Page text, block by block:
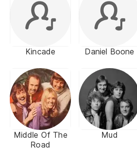
Kincade Daniel Boone
Middle Of The
Road
Mud